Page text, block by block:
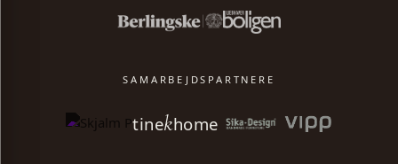
SAMARBEJDSPARTNERE
tinekhome
VENTELISTE